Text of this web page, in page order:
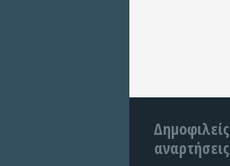
Δημοφιλείς
αναρτήσεις